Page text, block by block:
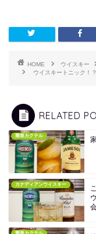
HOME ウイスキー
ウイスキートニック！
RELATED
簡単カクテル
カナディアンウイスキー